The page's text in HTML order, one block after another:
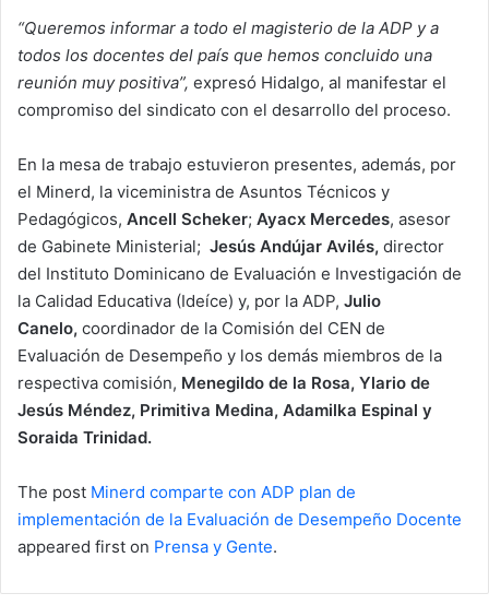
“Queremos informar a todo el magisterio de la ADP y a
todos los docentes del país que hemos concluido una
reunión muy positiva”, expresó Hidalgo, al manifestar el
compromiso del sindicato con el desarrollo del proceso.
En la mesa de trabajo estuvieron presentes, además, por
el Minerd, la viceministra de Asuntos Técnicos y
Pedagógicos, Ancell Scheker; Ayacx Mercedes, asesor
de Gabinete Ministerial; Jesús Andújar Avilés, director
del Instituto Dominicano de Evaluación e Investigación de
la Calidad Educativa (Ideíce) y, por la ADP, Julio
Canelo, coordinador de la Comisión del CEN de
Evaluación de Desempeño y los demás miembros de la
respectiva comisión, Menegildo de la Rosa, Ylario de
Jesús Méndez, Primitiva Medina, Adamilka Espinal y
Soraida Trinidad.
The post Minerd comparte con ADP plan de
implementación de la Evaluación de Desempeño Docente
appeared first on Prensa y Gente.